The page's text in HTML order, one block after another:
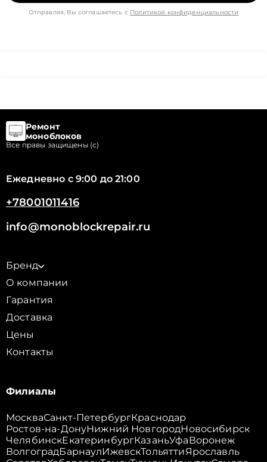
Отправляя, Вы соглашаетесь с Политикой конфиденциальности
Ремонт
моноблоков
Все правы защищены (с)
Ежедневно с 9:00 до 21:00
+78001011416
info@monoblockrepair.ru
Бренд
О компании
Гарантия
Доставка
Цены
Контакты
Филиалы
МоскваСанкт-ПетербургКраснодар
Ростов-на-ДонуНижний НовгородНовосибирск
ЧелябинскЕкатеринбургКазаньУфаВоронеж
ВолгоградБарнаулИжевскТольяттиЯрославль